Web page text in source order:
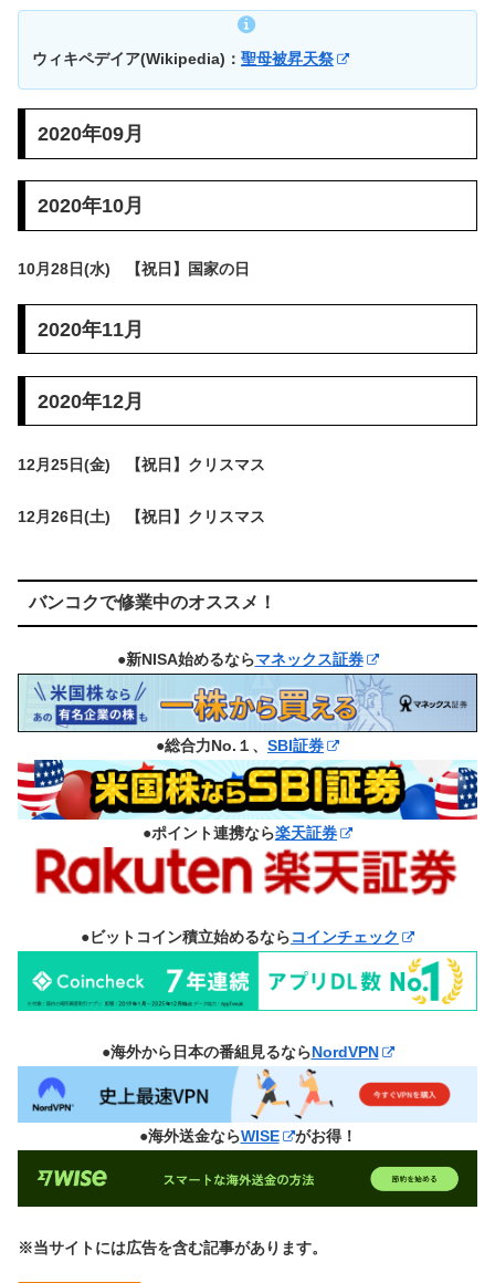
ウィキペデイア(Wikipedia)： 聖母被昇天祭
2020年09月
2020年10月
10月28日(水) 【祝日】国家の日
2020年11月
2020年12月
12月25日(金) 【祝日】クリスマス
12月26日(土) 【祝日】クリスマス
バンコクで修業中のオススメ！
●新NISA始めるならマネックス証券
●総合力No.１、 SBI証券
●ポイント連携なら楽天証券
●ビットコイン積立始めるならコインチェック
●海外から日本の番組見るならNordVPN
●海外送金ならWISE がお得！
※当サイトには広告を含む記事があります。